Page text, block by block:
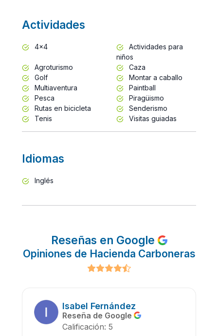
Actividades
4x4
Actividades para
niños
Agroturismo
Caza
Golf
Montar a caballo
Multiaventura
Paintball
Pesca
Piragüismo
Rutas en bicicleta
Senderismo
Tenis
Visitas guiadas
Idiomas
Inglés
Reseñas en Google
Opiniones de Hacienda Carboneras
Isabel Fernández
Reseña de Google
Calificación: 5